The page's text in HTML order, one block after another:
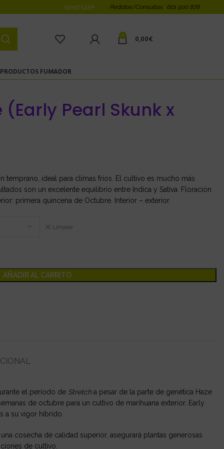
WHATSAPP Pedidos/Consultas: 601 900 878
0 0,00€
PRODUCTOS FUMADOR
(Early Pearl Skunk x
ideal para climas frios. El cultivo es mucho más
son un excelente equilibrio entre Indica y Sativa. Floración
primera quincena de Octubre. Interior – exterior.
Limpiar
AÑADIR AL CARRITO
el periodo de Stretcha pesar de la parte de genética Haze
de octubre para un cultivo de marihuana exterior. Early
a su vigor híbrido.
cosecha de calidad superior, asegurará plantas generosas
de cultivo.